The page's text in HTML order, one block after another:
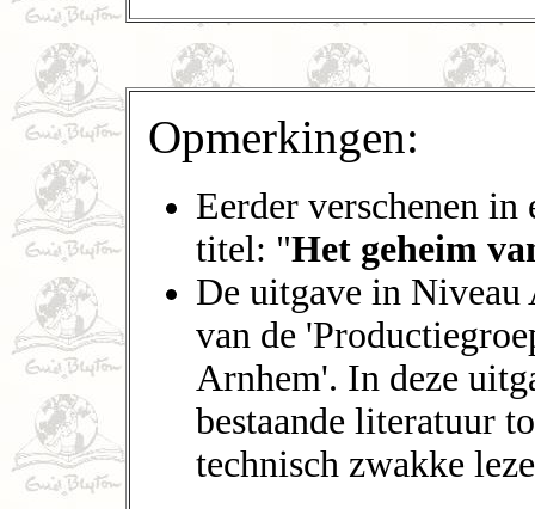
Opmerkingen:
Eerder verschenen in
titel: "Het geheim
De uitgave in
van de
Arnhem'. In deze
bestaande literatuur
technisch zwakke